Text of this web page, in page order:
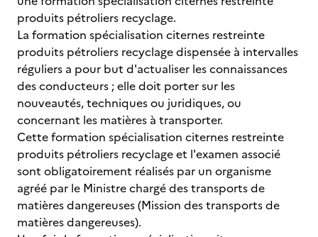
produits pétroliers recyclage.
La formation spécialisation citernes restreinte
produits pétroliers recyclage dispensée à intervalles
réguliers a pour but d'actualiser les connaissances
des conducteurs ; elle doit porter sur les
nouveautés, techniques ou juridiques, ou
concernant les matières à transporter.
Cette formation spécialisation citernes restreinte
produits pétroliers recyclage et l'examen associé
sont obligatoirement réalisés par un organisme
agréé par le Ministre chargé des transports de
matières dangereuses (Mission des transports de
matières dangereuses).